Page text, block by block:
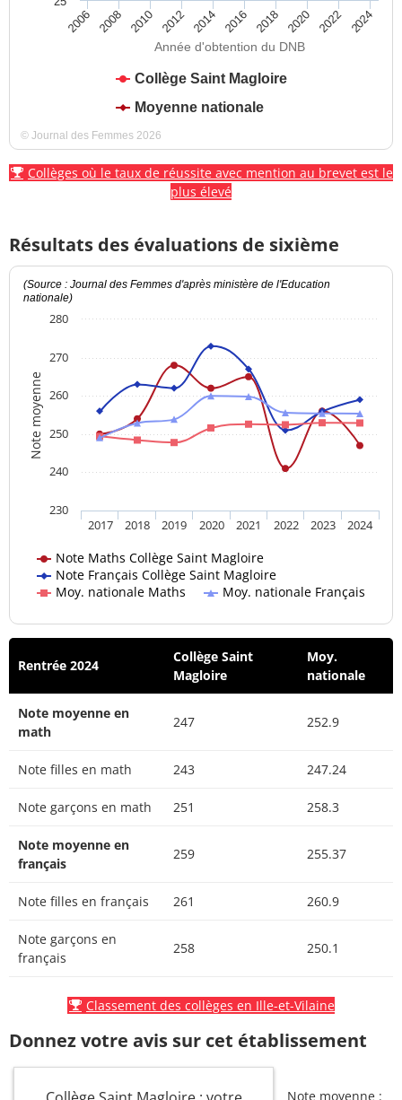
Année d'obtention du DNB
Collège Saint Magloire
Moyenne nationale
2006 2008 2010 2012 2014 2016 2018 2020 2022 2024
© Journal des Femmes 2026
Collèges où le taux de réussite avec mention au brevet est le
plus élevé
Résultats des évaluations de sixième
Note moyenne
(Source : Journal des Femmes d'après ministère de l'Education
nationale)
Note Maths Collège Saint Magloire
Note Français Collège Saint Magloire
Moy. nationale Maths
Moy. nationale Français
2017 2018 2019 2020 2021 2022 2023 2024
230
240
250
260
270
280
Rentrée 2024
Collège Saint
Magloire
Moy.
nationale
Note moyenne en
math
247 252.9
Note filles en math 243 247.24
Note garçons en math 251 258.3
Note moyenne en
français
259 255.37
Note filles en français 261 260.9
Note garçons en
français
258 250.1
Classement des collèges en Ille-et-Vilaine
Donnez votre avis sur cet établissement
Note moyenne :